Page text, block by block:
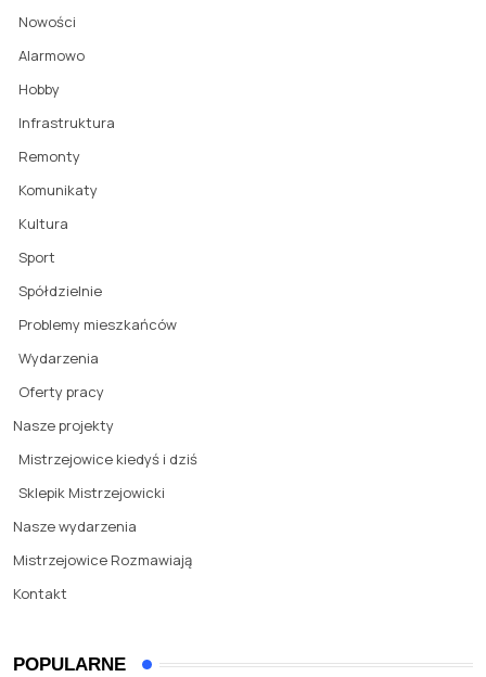
Nowości
Alarmowo
Hobby
Infrastruktura
Remonty
Komunikaty
Kultura
Sport
Spółdzielnie
Problemy mieszkańców
Wydarzenia
Oferty pracy
Nasze projekty
Mistrzejowice kiedyś i dziś
Sklepik Mistrzejowicki
Nasze wydarzenia
Mistrzejowice Rozmawiają
Kontakt
POPULARNE